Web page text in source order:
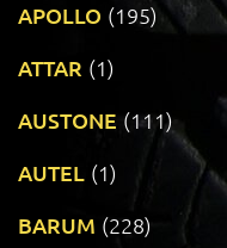
APOLLO (195)
ATTAR (1)
AUSTONE (111)
AUTEL (1)
BARUM (228)